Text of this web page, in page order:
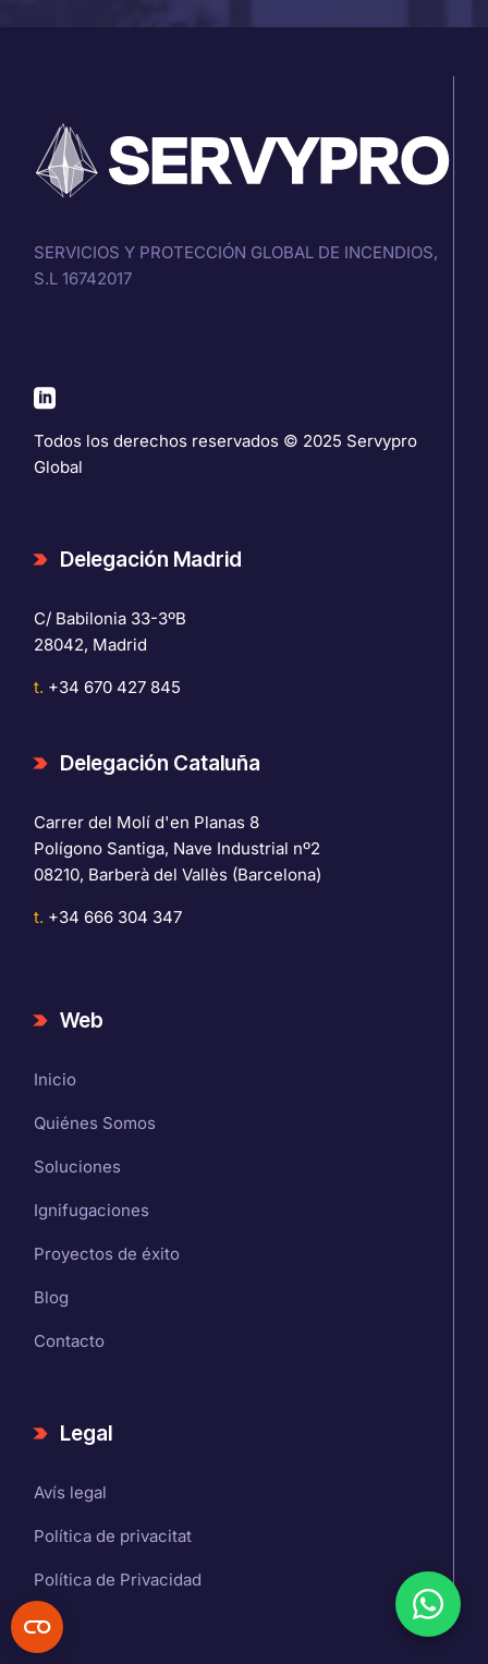
SERVICIOS Y PROTECCIÓN GLOBAL DE INCENDIOS,
S.L 16742017
Todos los derechos reservados © 2025 Servypro
Global
Delegación Madrid
C/ Babilonia 33-3ºB
28042, Madrid
t. +34 670 427 845
Delegación Cataluña
Carrer del Molí d'en Planas 8
Polígono Santiga, Nave Industrial nº2
08210, Barberà del Vallès (Barcelona)
t. +34 666 304 347
Web
Inicio
Quiénes Somos
Soluciones
Ignifugaciones
Proyectos de éxito
Blog
Contacto
Legal
Avís legal
Política de privacitat
Política de Privacidad